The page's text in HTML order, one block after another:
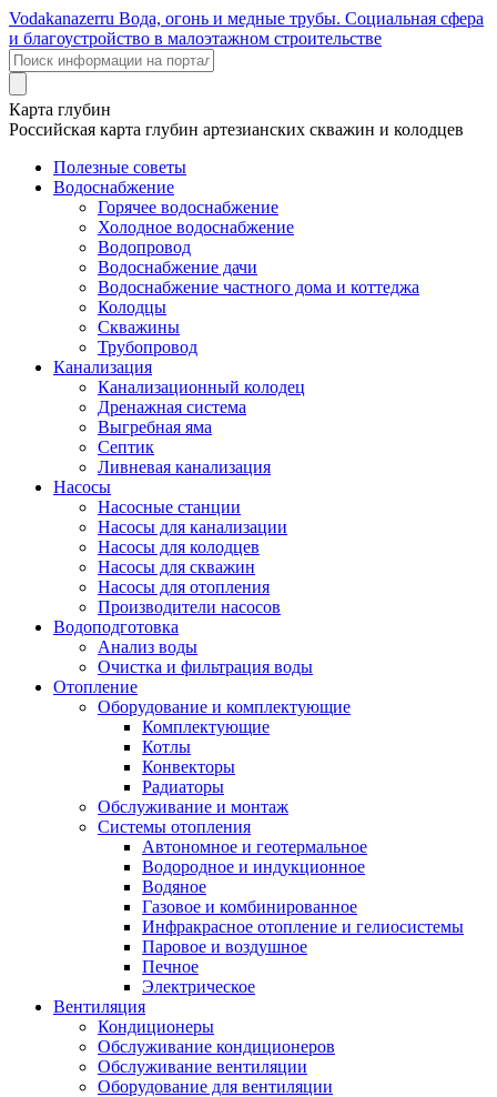
Vodakanazerru Вода, огонь и медные трубы. Социальная сфера
и благоустройство в малоэтажном строительстве
Карта глубин
Российская карта глубин артезианских скважин и колодцев
Полезные советы
Водоснабжение
Горячее водоснабжение
Холодное водоснабжение
Водопровод
Водоснабжение дачи
Водоснабжение частного дома и коттеджа
Колодцы
Скважины
Трубопровод
Канализация
Канализационный колодец
Дренажная система
Выгребная яма
Септик
Ливневая канализация
Насосы
Насосные станции
Насосы для канализации
Насосы для колодцев
Насосы для скважин
Насосы для отопления
Производители насосов
Водоподготовка
Анализ воды
Очистка и фильтрация воды
Отопление
Оборудование и комплектующие
Комплектующие
Котлы
Конвекторы
Радиаторы
Обслуживание и монтаж
Системы отопления
Автономное и геотермальное
Водородное и индукционное
Водяное
Газовое и комбинированное
Инфракрасное отопление и гелиосистемы
Паровое и воздушное
Печное
Электрическое
Вентиляция
Кондиционеры
Обслуживание кондиционеров
Обслуживание вентиляции
Оборудование для вентиляции